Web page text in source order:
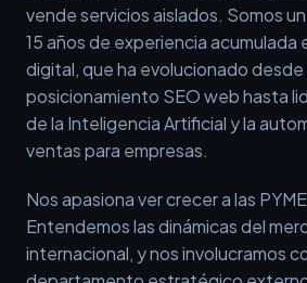
vende servicios aislados. Somos
15 años de experiencia acumulada
digital, que ha evolucionado desde
posicionamiento SEO web hasta
de la Inteligencia Artificial y la
ventas para empresas.
Nos apasiona ver crecer a las
Entendemos las dinámicas del
internacional, y nos involucramos